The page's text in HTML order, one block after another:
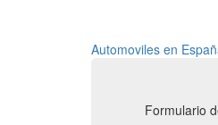
Automoviles en
Formulario